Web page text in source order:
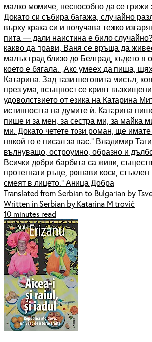
малко момиче, неспособно да се грижи
Докато си събира багажа, случайно
върху крака си и получава тежко
пита — дали наистина е било
какво да прави, Ваня се връща да
малък град близо до Белград, където я
което е бягала. „Ако умеех да пиша,
Катарина. Зад тази шеговита мисъл,
през ума, всъщност се крият
удоволствието от езика на Катарина
истинността на думите ѝ. Катарина
пише и за мен, за сестра ми, за майка
ми. Докато четете този роман, ще имате
някой го е писал за вас.“ Владимир
вълнуващо, остроумно, образно и
Всички добри барбита са живи,
протегнати ръце, рошави коси, стъклен
смеят в лицето.“ Аница Добра
Translated from Serbian to Bulgarian by
Written in Serbian by Katarina Mitrović
10 minutes read